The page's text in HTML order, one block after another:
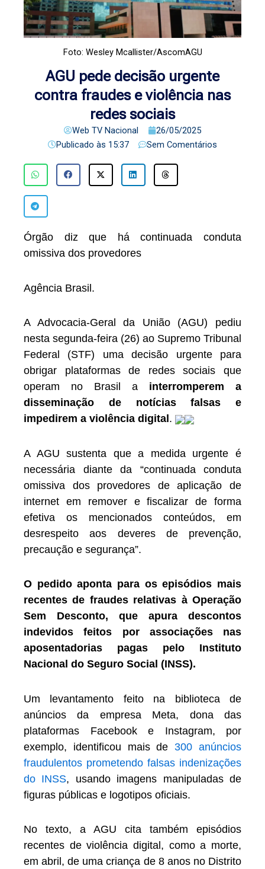
Foto: Wesley Mcallister/AscomAGU
AGU pede decisão urgente
contra fraudes e violência nas
redes sociais
Web TV Nacional
26/05/2025
Publicado às 15:37 Sem Comentários
Órgão diz que há continuada conduta
omissiva dos provedores
Agência Brasil.
A Advocacia-Geral da União (AGU) pediu
nesta segunda-feira (26) ao Supremo Tribunal
Federal (STF) uma decisão urgente para
obrigar plataformas de redes sociais que
operam no Brasil a interromperem a
disseminação de notícias falsas e
impedirem a violência digital .
A AGU sustenta que a medida urgente é
necessária diante da “continuada conduta
omissiva dos provedores de aplicação de
internet em remover e fiscalizar de forma
efetiva os mencionados conteúdos, em
desrespeito aos deveres de prevenção,
precaução e segurança”.
O pedido aponta para os episódios mais
recentes de fraudes relativas à Operação
Sem Desconto, que apura descontos
indevidos feitos por associações nas
aposentadorias pagas pelo Instituto
Nacional do Seguro Social (INSS).
Um levantamento feito na biblioteca de
anúncios da empresa Meta, dona das
plataformas Facebook e Instagram, por
exemplo, identificou mais de300 anúncios
fraudulentos prometendo falsas indenizações
do INSS, usando imagens manipuladas de
figuras públicas e logotipos oficiais.
No texto, a AGU cita também episódios
recentes de violência digital, como a morte,
em abril, de uma criança de 8 anos no Distrito